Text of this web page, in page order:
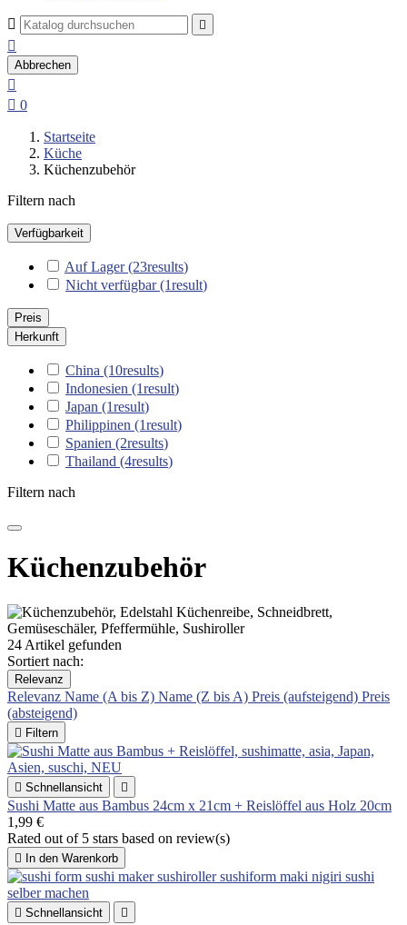
 

Abbrechen

 0
Startseite
Küche
Küchenzubehör
Filtern nach
Verfügbarkeit
Auf Lager(23results)
Nicht verfügbar(1result)
Preis
Herkunft
China (10results)
Indonesien (1result)
Japan (1result)
Philippinen (1result)
Spanien (2results)
Thailand (4results)
Filtern nach
Küchenzubehör
24 Artikel gefunden
Sortiert nach:
Relevanz
Relevanz Name (A bis Z) Name (Z bis A) Preis (aufsteigend) Preis
(absteigend)
 Filtern
 Schnellansicht 
Sushi Matte aus Bambus 24cm x 21cm + Reislöffel aus Holz 20cm
1,99 €
Rated out of 5 stars based on review(s)
 In den Warenkorb
 Schnellansicht 